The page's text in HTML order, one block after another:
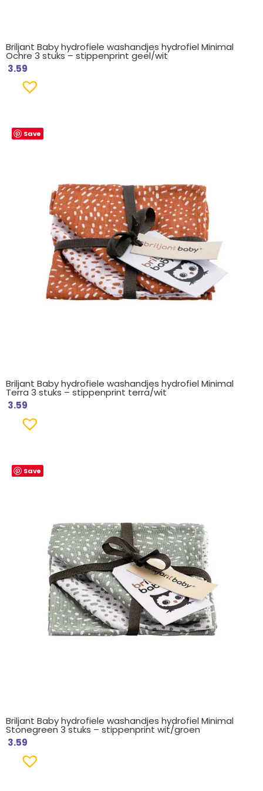
Briljant Baby hydrofiele washandjes hydrofiel Minimal
Ochre 3 stuks – stippenprint geel/wit
3.59
Save
Briljant Baby hydrofiele washandjes hydrofiel Minimal
Terra 3 stuks – stippenprint terra/wit
3.59
Save
Briljant Baby hydrofiele washandjes hydrofiel Minimal
Stonegreen 3 stuks – stippenprint wit/groen
3.59